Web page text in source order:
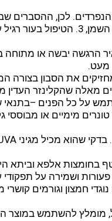
הרגשה יבשה או מתוחה
מעט.
את הסבון בצורה
מאלה שהקלינזר העדין
על כל הפנים –בתנאי
מימיים או מבוססי
בחומצות אלפא וביתא
ושמירה על תפקודי
חמצון וגורמים קושרי
מומלץ להשתמש במוצר